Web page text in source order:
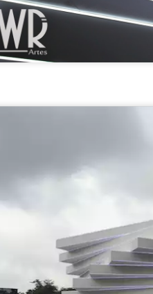
lindo o gráfico desses
aula no meu canal no
lindo em